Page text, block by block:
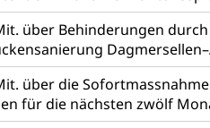
über Behinderungen
über die
für die nächsten zwölf